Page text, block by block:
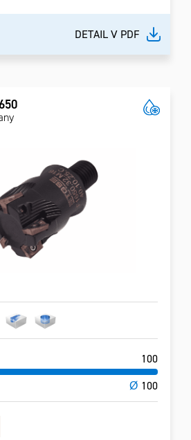
DETAIL V PDF
Ø 100
100